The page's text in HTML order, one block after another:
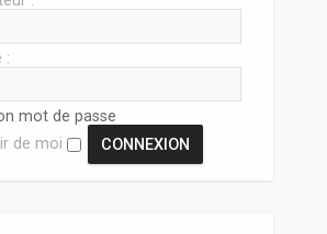
:
mot de passe
de moi